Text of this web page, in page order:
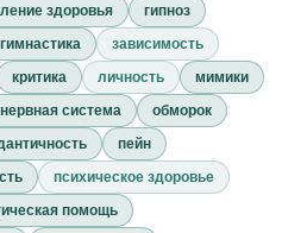
здоровья
гипноз
зависимость
критика личность
мимики
нервная система
обморок
пейн
психическое здоровье
помощь